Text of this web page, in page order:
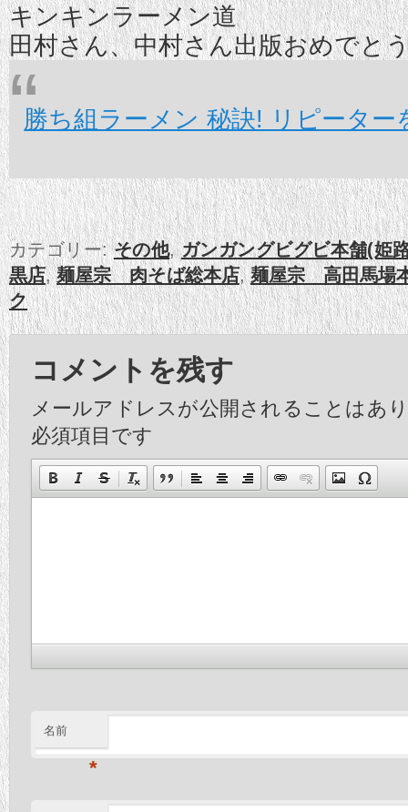
キンキンラーメン道
田村さん、中村さん出版おめでと
勝ち組ラーメン 秘訣! リピーター
カテゴリー:その他,ガンガングビグビ本舗(姫
黒店,麺屋宗 肉そば総本店,麺屋宗 高田馬場
ク
コメントを残す
メールアドレスが公開されることはあ
必須項目です
名前
*